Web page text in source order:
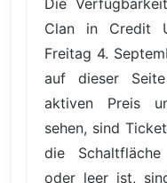
Clan in Credit
Freitag 4.
auf dieser
aktiven Preis
sehen, sind
die
oder leer ist,